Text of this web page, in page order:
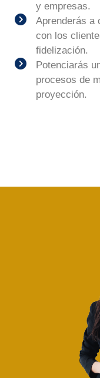
y empresas.
Aprenderás a
con los
fidelización.
Potenciarás
procesos de
proyección.